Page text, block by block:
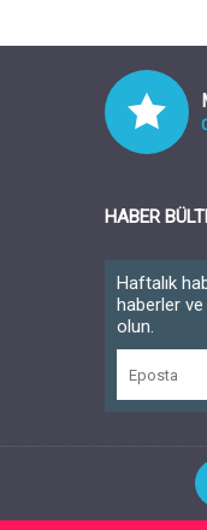
HABER
Haftalık
haberler
olun.